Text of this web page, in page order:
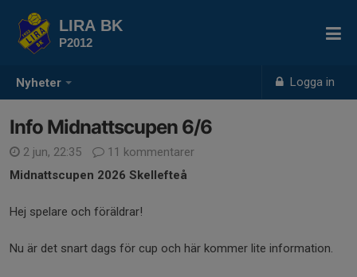
Nyheter Logga in
LIRA BK
P2012
Info Midnattscupen 6/6
2 jun, 22:35
11 kommentarer
Midnattscupen 2026 Skellefteå
Hej spelare och föräldrar!
Nu är det snart dags för cup och här kommer lite information.